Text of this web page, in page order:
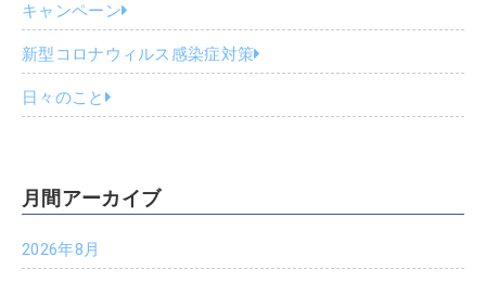
キャンペーン
新型コロナウィルス感染症対策
日々のこと
月間アーカイブ
2026年8月